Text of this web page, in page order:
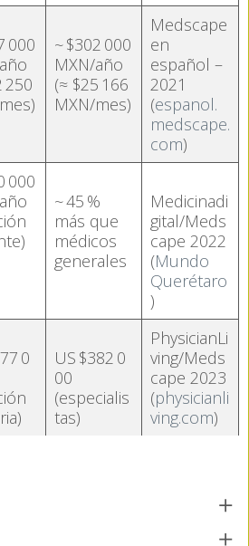
000
250
~ $302 000
MXN/año
(≈ $25 166
MXN/mes)
Medscape
en
español –
2021
(espanol.
medscape.
com)
000
~ 45 %
más que
médicos
generales
Medicinadi
gital/Meds
cape 2022
(Mundo
Querétaro
)
0
US $382 0
00
(especialis
tas)
PhysicianLi
ving/Meds
cape 2023
(physicianli
ving.com)
Médicos generales y especialistas: